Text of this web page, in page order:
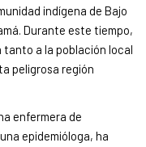
indígena de Bajo
Durante este tiempo,
a la población local
peligrosa región
enfermera de
epidemióloga, ha